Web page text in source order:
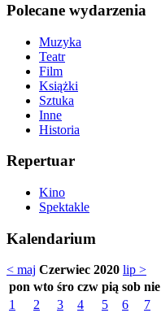
Polecane wydarzenia
Muzyka
Teatr
Film
Książki
Sztuka
Inne
Historia
Repertuar
Kino
Spektakle
Kalendarium
< maj Czerwiec 2020 lip >
pon wto śro czw pią sob nie
1
2 3 4 5 6
7